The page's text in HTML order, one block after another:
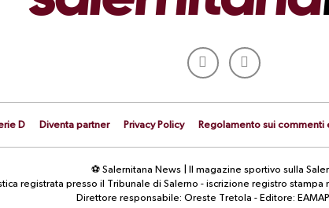
D Diventa partner Privacy Policy Regolamento sui commenti
⚽ Salernitana News | Il magazine sportivo sulla
registrata presso il Tribunale di Salerno - iscrizione registro
Direttore responsabile: Oreste Tretola - Editore: